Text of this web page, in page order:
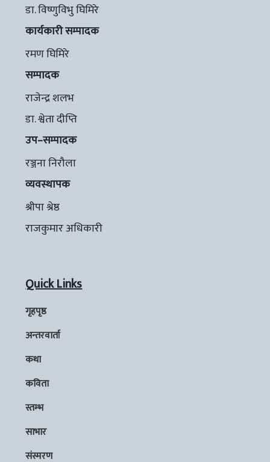
डा. विष्णुविभु घिमिरे
कार्यकारी सम्पादक
रमण घिमिरे
सम्पादक
राजेन्द्र शलभ
डा. श्वेता दीप्ति
उप–सम्पादक
रञ्जना निरौला
व्यवस्थापक
श्रीपा श्रेष्ठ
राजकुमार अधिकारी
Quick Links
गृहपृष्ठ
अन्तरवार्ता
कथा
कविता
स्तम्भ
साभार
संस्मरण